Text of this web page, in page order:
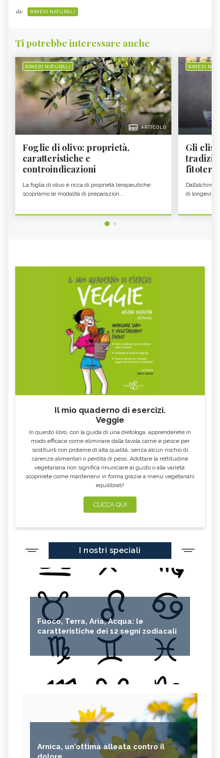
da: RIMEDI NATURALI
Ti potrebbe interessare anche
RIMEDI NATURALI
ARTICOLO
Foglie di olivo: proprietà,
caratteristiche e
controindicazioni
La foglia di olivo è ricca di proprietà terapeutiche:
scopriamo le modalità di preparazion...
RIMEDI
Gli
fitoter...
di longevità
Il mio quaderno di esercizi.
Veggie
In questo libro, con la guida di una dietologa, apprenderete in
modo efficace come eliminare dalla tavola carne e pesce per
sostituirli con proteine di alta qualità, senza alcun rischio di
carenze alimentari o perdita di peso. Adottare la rettitudine
vegetariana non significa rinunciare al gusto o alla varietà:
scoprirete come mantenervi in forma grazie a menu vegetariani
equilibrati!
CLICCA QUI
I nostri speciali
Fuoco, Terra, Aria, Acqua: le
caratteristiche dei 12 segni zodiacali
Arnica, un'ottima alleata contro il